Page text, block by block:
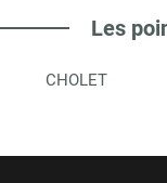
Les
CHOLET